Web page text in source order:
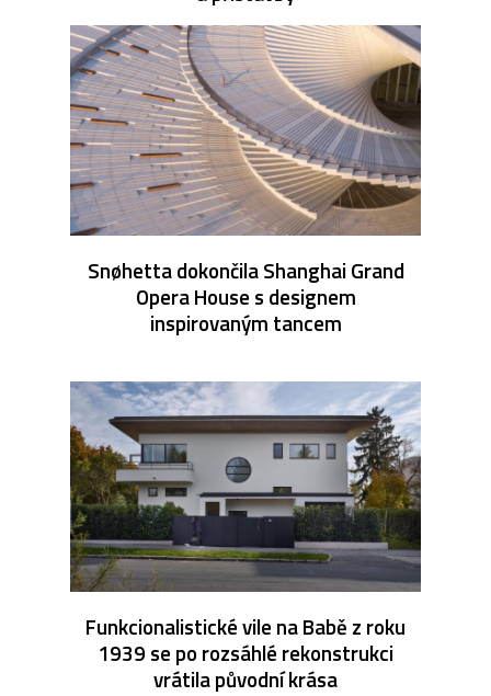
Snøhetta dokončila Shanghai Grand
Opera House s designem
inspirovaným tancem
Funkcionalistické vile na Babě z roku
1939 se po rozsáhlé rekonstrukci
vrátila původní krása